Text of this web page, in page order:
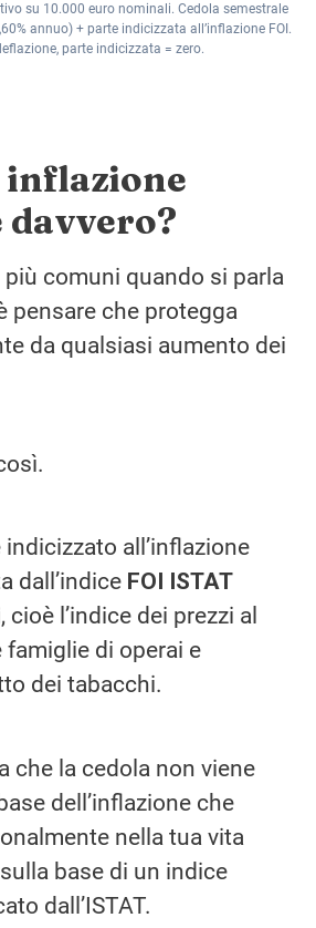
su 10.000 euro nominali. Cedola semestrale
annuo) + parte indicizzata all’inflazione FOI.
parte indicizzata = zero.
inflazione
davvero?
comuni quando si parla
pensare che protegga
da qualsiasi aumento dei
indicizzato all’inflazione
dall’indice FOI ISTAT
, cioè l’indice dei prezzi al
di operai e
dei tabacchi.
che la cedola non viene
dell’inflazione che
nella tua vita
base di un indice
dall’ISTAT.